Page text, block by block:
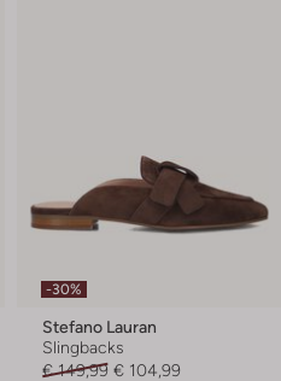
-30%
Stefano Lauran
Slingbacks
€ 149,99 € 104,99